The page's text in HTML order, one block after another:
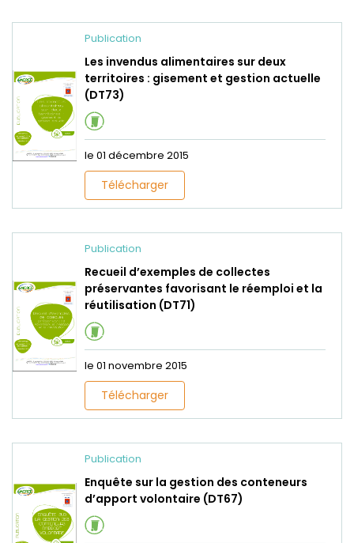
Publication
Les invendus alimentaires sur deux
territoires : gisement et gestion actuelle
(DT73)
le 01 décembre 2015
Télécharger
Publication
Recueil d’exemples de collectes
préservantes favorisant le réemploi et la
réutilisation (DT71)
le 01 novembre 2015
Télécharger
Publication
Enquête sur la gestion des conteneurs
d’apport volontaire (DT67)